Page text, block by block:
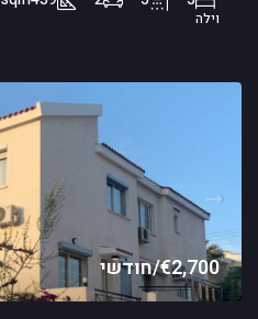
וילה
€2,700/חודשי